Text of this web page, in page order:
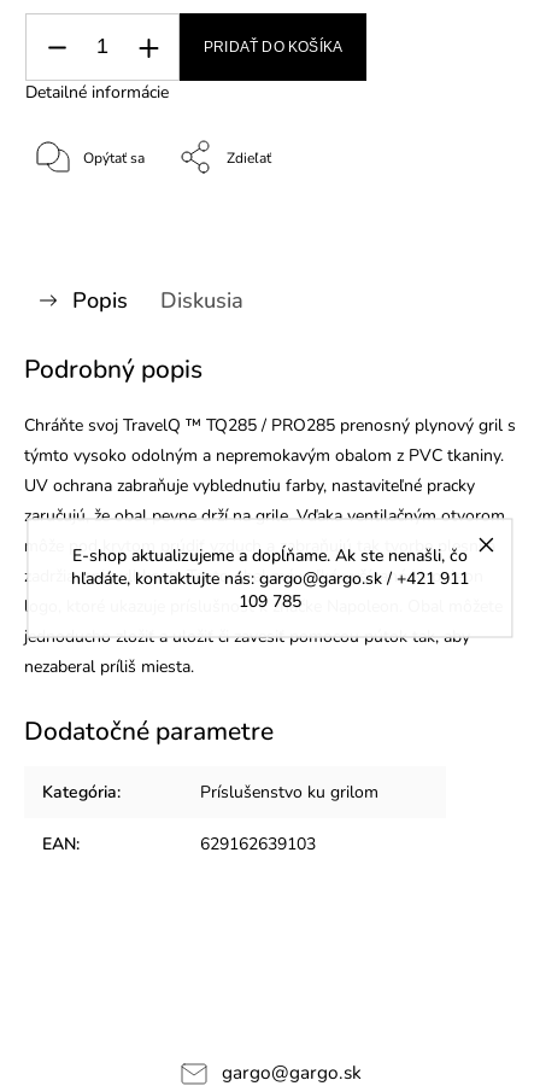
E-shop aktualizujeme a dopĺňame. Ak ste nenašli, čo
hľadáte, kontaktujte nás: gargo@gargo.sk / +421 911
109 785
PRIDAŤ DO KOŠÍKA
Detailné informácie
Opýtať sa Zdieľať
Popis Diskusia
Podrobný popis
Chráňte svoj TravelQ ™ TQ285 / PRO285 prenosný plynový gril s
týmto vysoko odolným a nepremokavým obalom z PVC tkaniny.
UV ochrana zabraňuje vyblednutiu farby, nastaviteľné pracky
zaručujú, že obal pevne drží na grile. Vďaka ventilačným otvorom
môže pod krytom prúdiť vzduch a zabraňujú tak tvorbe plesní a
zadržiavaniu vlhkosti. Tento obal má veľké vyšívané Napoleon
logo, ktoré ukazuje príslušnosť k značke Napoleon. Obal môžete
jednoducho zložiť a uložiť či zavesiť pomocou pútok tak, aby
nezaberal príliš miesta.
Dodatočné parametre
Kategória: Príslušenstvo ku grilom
EAN: 629162639103
gargo@gargo.sk